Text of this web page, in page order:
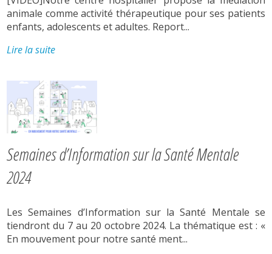
animale comme activité thérapeutique pour ses patients
enfants, adolescents et adultes. Report...
Lire la suite
Semaines d’Information sur la Santé Mentale
2024
Les Semaines d’Information sur la Santé Mentale se
tiendront du 7 au 20 octobre 2024. La thématique est : «
En mouvement pour notre santé ment...